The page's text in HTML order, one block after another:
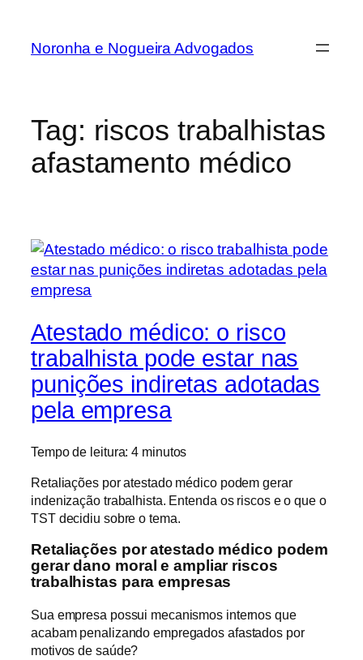
Noronha e Nogueira Advogados
Tag: riscos trabalhistas
afastamento médico
Atestado médico: o risco
trabalhista pode estar nas
punições indiretas adotadas
pela empresa
Tempo de leitura:4 minutos
Retaliações por atestado médico podem gerar
indenização trabalhista. Entenda os riscos e o que o
TST decidiu sobre o tema.
Retaliações por atestado médico podem
gerar dano moral e ampliar riscos
trabalhistas para empresas
Sua empresa possui mecanismos internos que
acabam penalizando empregados afastados por
motivos de saúde?